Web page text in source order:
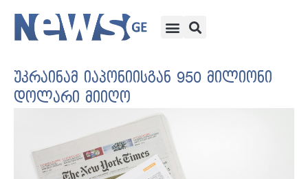
უკრაინამ იაპონიისგან 950 მილიონი
დოლარი მიიღო